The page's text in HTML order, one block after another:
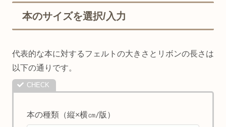
本のサイズを選択/入力
代表的な本に対するフェルトの大きさとリボンの長さは
以下の通りです。
本の種類（縦×横㎝/版）